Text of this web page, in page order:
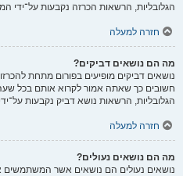
הגלובליות, הרשאות הכרזה נקבעות על־ידי
חזרה למעלה
מה הם נושאים דביקים?
נושאים דביקים מופיעים בפורום מתחת
חשובים כך שאתה אמור לקרוא אותם בכל שעה
הגלובליות, הרשאות נושא דביק נקבעות
חזרה למעלה
מה הם נושאים נעולים?
נושאים נעולים הם נושאים אשר המשתמשים